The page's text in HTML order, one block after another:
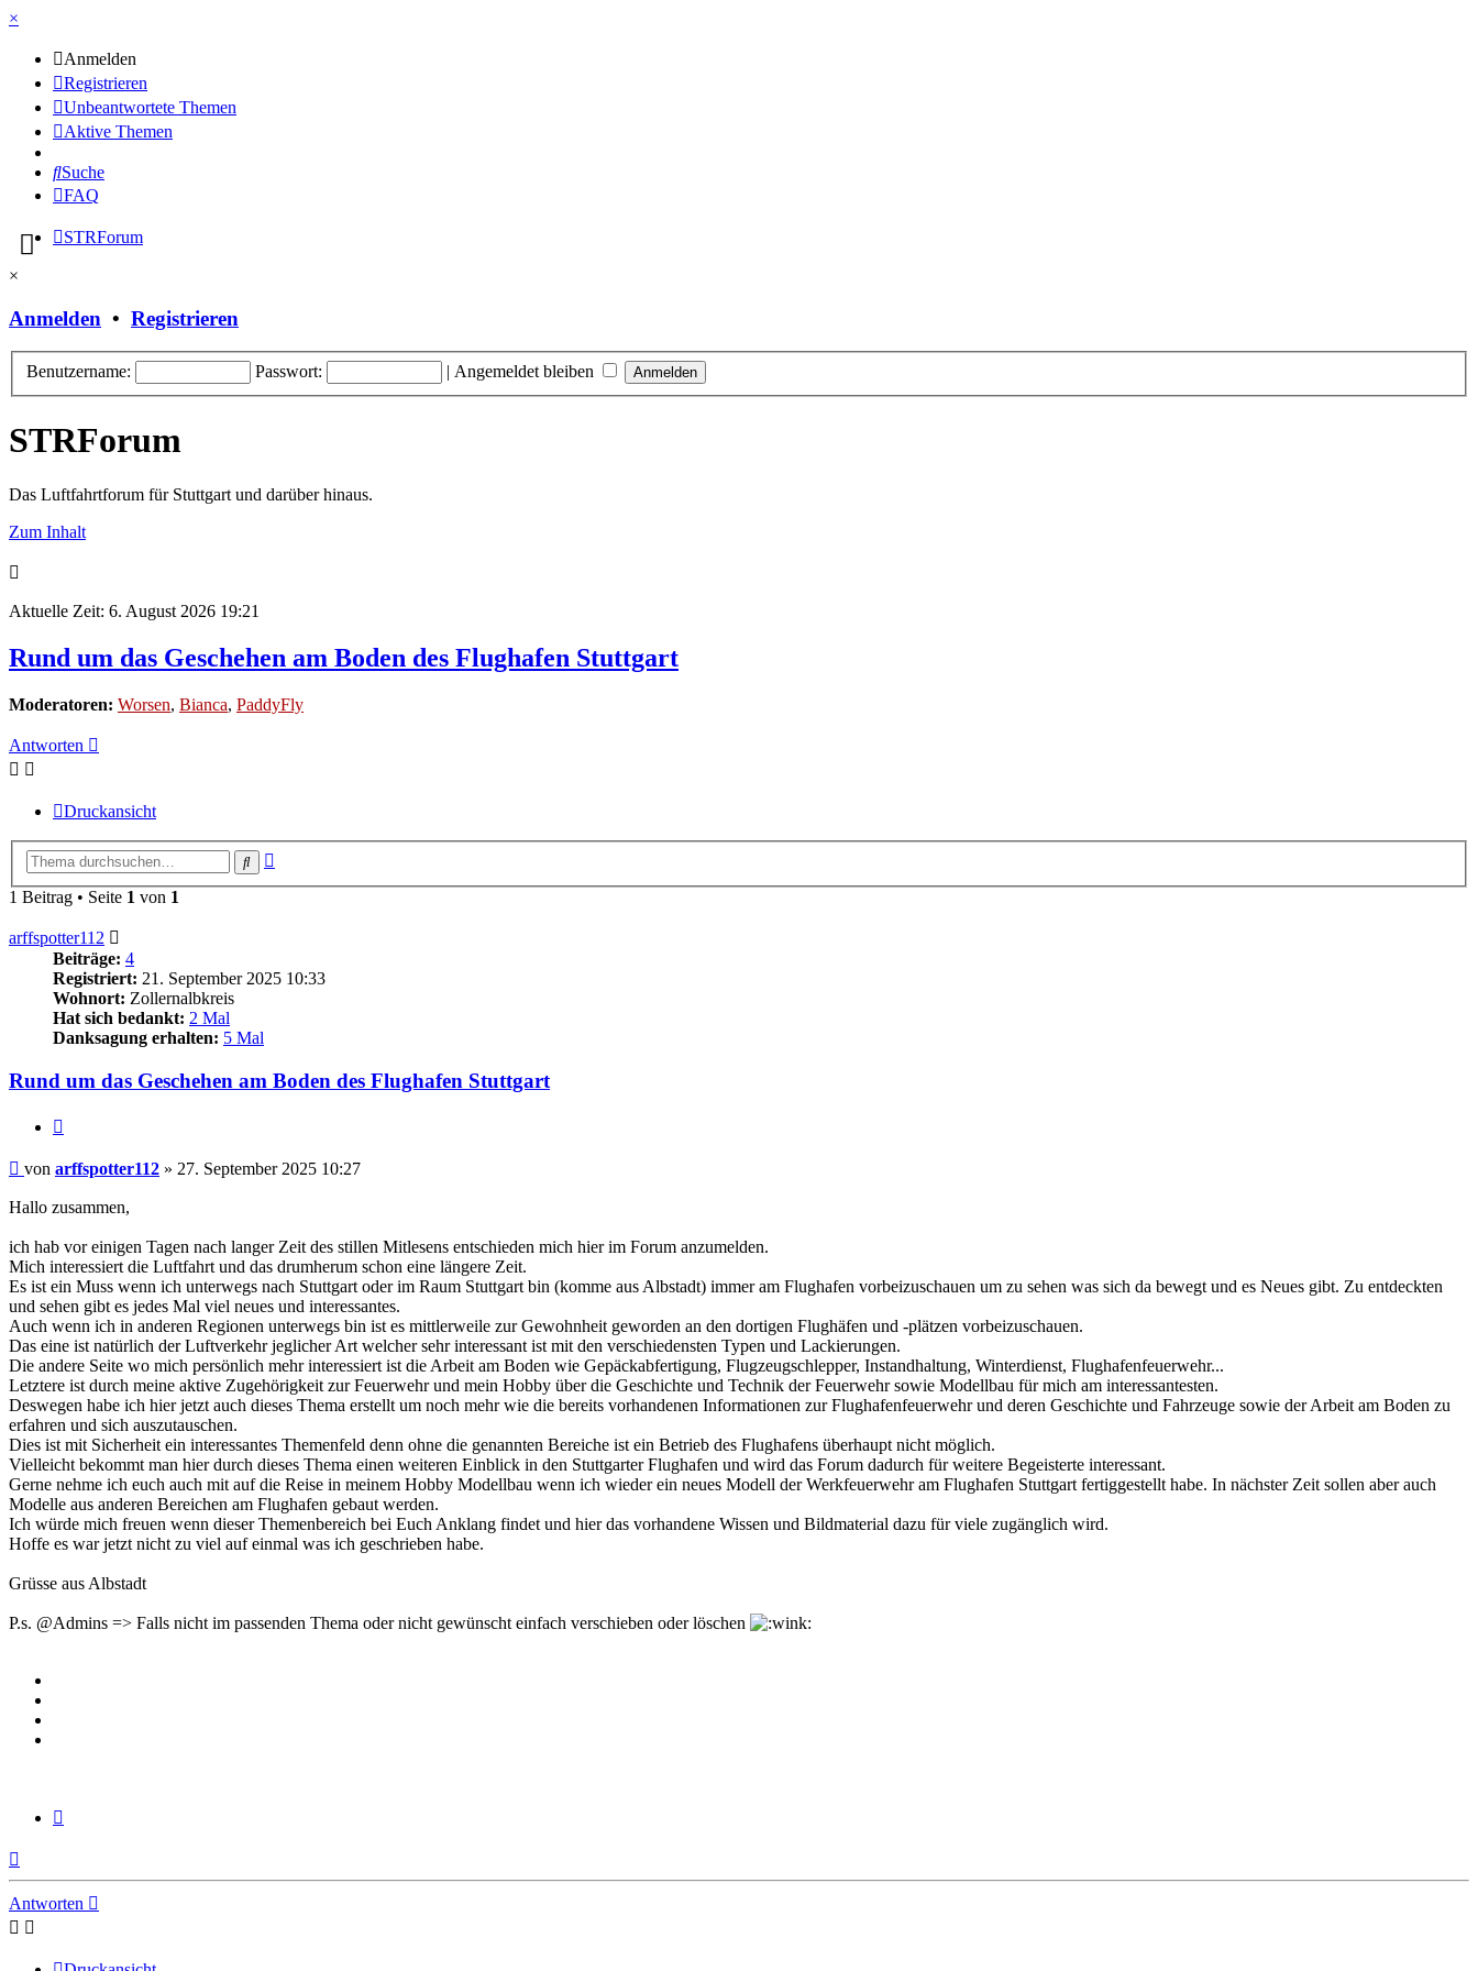
×
Anmelden
Registrieren
Unbeantwortete Themen
Aktive Themen
Suche
FAQ
STRForum
×
Anmelden • Registrieren
Benutzername: Passwort: | Angemeldet bleiben
STRForum
Das Luftfahrtforum für Stuttgart und darüber hinaus.
Zum Inhalt
Aktuelle Zeit: 6. August 2026 19:21
Rund um das Geschehen am Boden des Flughafen Stuttgart
Moderatoren: Worsen, Bianca, PaddyFly
Antworten
Druckansicht
Suche
1 Beitrag • Seite 1 von 1
arffspotter112
Beiträge: 4
Registriert: 21. September 2025 10:33
Wohnort: Zollernalbkreis
Hat sich bedankt: 2 Mal
Danksagung erhalten: 5 Mal
Rund um das Geschehen am Boden des Flughafen Stuttgart
Beitrag
von arffspotter112 » 27. September 2025 10:27
Hallo zusammen,
ich hab vor einigen Tagen nach langer Zeit des stillen Mitlesens entschieden mich hier im Forum anzumelden.
Mich interessiert die Luftfahrt und das drumherum schon eine längere Zeit.
Es ist ein Muss wenn ich unterwegs nach Stuttgart oder im Raum Stuttgart bin (komme aus Albstadt) immer am Flughafen vorbeizuschauen um zu sehen was sich da bewegt und es Neues gibt. Zu entdeckten
und sehen gibt es jedes Mal viel neues und interessantes.
Auch wenn ich in anderen Regionen unterwegs bin ist es mittlerweile zur Gewohnheit geworden an den dortigen Flughäfen und -plätzen vorbeizuschauen.
Das eine ist natürlich der Luftverkehr jeglicher Art welcher sehr interessant ist mit den verschiedensten Typen und Lackierungen.
Die andere Seite wo mich persönlich mehr interessiert ist die Arbeit am Boden wie Gepäckabfertigung, Flugzeugschlepper, Instandhaltung, Winterdienst, Flughafenfeuerwehr...
Letztere ist durch meine aktive Zugehörigkeit zur Feuerwehr und mein Hobby über die Geschichte und Technik der Feuerwehr sowie Modellbau für mich am interessantesten.
Deswegen habe ich hier jetzt auch dieses Thema erstellt um noch mehr wie die bereits vorhandenen Informationen zur Flughafenfeuerwehr und deren Geschichte und Fahrzeuge sowie der Arbeit am Boden zu
erfahren und sich auszutauschen.
Dies ist mit Sicherheit ein interessantes Themenfeld denn ohne die genannten Bereiche ist ein Betrieb des Flughafens überhaupt nicht möglich.
Vielleicht bekommt man hier durch dieses Thema einen weiteren Einblick in den Stuttgarter Flughafen und wird das Forum dadurch für weitere Begeisterte interessant.
Gerne nehme ich euch auch mit auf die Reise in meinem Hobby Modellbau wenn ich wieder ein neues Modell der Werkfeuerwehr am Flughafen Stuttgart fertiggestellt habe. In nächster Zeit sollen aber auch
Modelle aus anderen Bereichen am Flughafen gebaut werden.
Ich würde mich freuen wenn dieser Themenbereich bei Euch Anklang findet und hier das vorhandene Wissen und Bildmaterial dazu für viele zugänglich wird.
Hoffe es war jetzt nicht zu viel auf einmal was ich geschrieben habe.
Grüsse aus Albstadt
P.s. @Admins => Falls nicht im passenden Thema oder nicht gewünscht einfach verschieben oder löschen
Antworten